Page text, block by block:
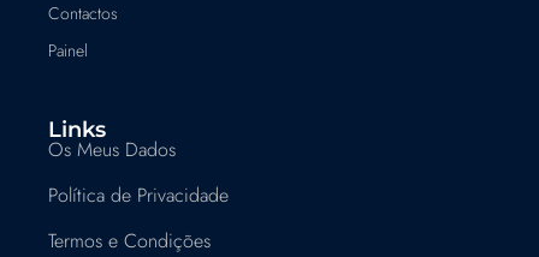
Contactos
Painel
Links
Os Meus Dados
Política de Privacidade
Termos e Condições